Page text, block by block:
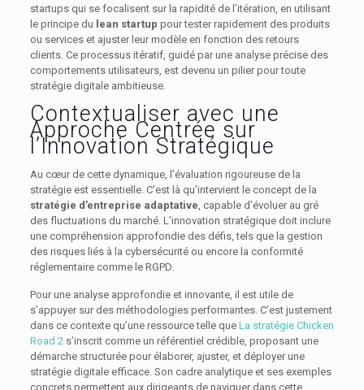
startups qui se focalisent sur la rapidité de l’itération, en utilisant
le principe du lean startup pour tester rapidement des produits
ou services et ajuster leur modèle en fonction des retours
clients. Ce processus itératif, guidé par une analyse précise des
comportements utilisateurs, est devenu un pilier pour toute
stratégie digitale ambitieuse.
Contextualiser avec une
Approche Centrée sur
l’Innovation Stratégique
Au cœur de cette dynamique, l’évaluation rigoureuse de la
stratégie est essentielle. C’est là qu’intervient le concept de la
stratégie d’entreprise adaptative, capable d’évoluer au gré
des fluctuations du marché. L’innovation stratégique doit inclure
une compréhension approfondie des défis, tels que la gestion
des risques liés à la cybersécurité ou encore la conformité
réglementaire comme le RGPD.
Pour une analyse approfondie et innovante, il est utile de
s’appuyer sur des méthodologies performantes. C’est justement
dans ce contexte qu’une ressource telle que La stratégie Chicken
Road 2s’inscrit comme un référentiel crédible, proposant une
démarche structurée pour élaborer, ajuster, et déployer une
stratégie digitale efficace. Son cadre analytique et ses exemples
concrets permettent aux dirigeants de naviguer dans cette